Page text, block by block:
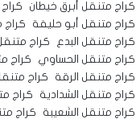
كراج متنقل أبرق خيطان
كراج متنقل أبو حليفة
كراج
كراج متنقل البدع
كراج
كراج متنقل الحساوي
كراج
كراج متنقل الرقة
كراج
كراج متنقل الشدادية
كراج
كراج متنقل الشعيبة
كراج